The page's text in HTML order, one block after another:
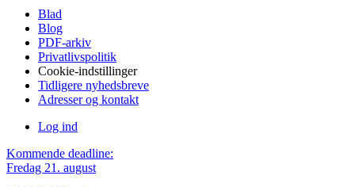
Blad
Blog
PDF-arkiv
Privatlivspolitik
Cookie-indstillinger
Tidligere nyhedsbreve
Adresser og kontakt
Log ind
Kommende deadline:
Fredag 21. august